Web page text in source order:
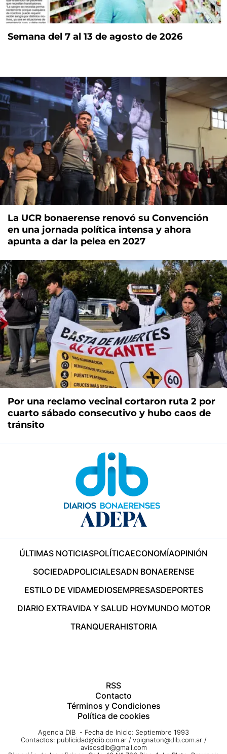
Semana del 7 al 13 de agosto de 2026
La UCR bonaerense renovó su Convención
en una jornada política intensa y ahora
apunta a dar la pelea en 2027
Por una reclamo vecinal cortaron ruta 2 por
cuarto sábado consecutivo y hubo caos de
tránsito
ÚLTIMAS NOTICIASPOLÍTICAECONOMÍAOPINIÓN
SOCIEDADPOLICIALESADN BONAERENSE
ESTILO DE VIDAMEDIOSEMPRESASDEPORTES
DIARIO EXTRAVIDA Y SALUD HOYMUNDO MOTOR
TRANQUERAHISTORIA
RSS
Contacto
Términos y Condiciones
Política de cookies
Agencia DIB - Fecha de Inicio: Septiembre 1993
Contactos: publicidad@dib.com.ar / vpignaton@dib.com.ar /
avisosdib@gmail.com